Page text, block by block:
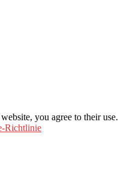
you agree to their use.
Richtlinie